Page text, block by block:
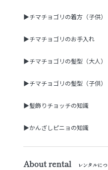
▶チマチョゴリの着方（子供）
▶チマチョゴリのお手入れ
▶チマチョゴリの髪型（大人）
▶チマチョゴリの髪型（子供）
▶髪飾りチョッチの知識
▶かんざしピニョの知識
About rental レンタルに